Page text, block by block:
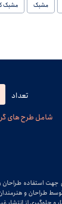
مشبک مشبک
تعداد
شامل طرح های
جهت استفاده طراحان
طراحان و